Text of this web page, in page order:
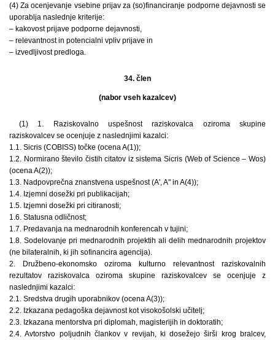
(4) Za ocenjevanje vsebine prijav za (so)financiranje podporne dejavnosti se
uporablja naslednje kriterije:
– kakovost prijave podporne dejavnosti,
– relevantnost in potencialni vpliv prijave in
– izvedljivost predloga.
34. člen
(nabor vseh kazalcev)
(1) 1. Raziskovalno uspešnost raziskovalca oziroma skupine
raziskovalcev se ocenjuje z naslednjimi kazalci:
1.1. Sicris (COBISS) točke (ocena A(1));
1.2. Normirano število čistih citatov iz sistema Sicris (Web of Science – Wos)
(ocena A(2));
1.3. Nadpovprečna znanstvena uspešnost (A', A" in A(4));
1.4. Izjemni dosežki pri publikacijah;
1.5. Izjemni dosežki pri citiranosti;
1.6. Statusna odličnost;
1.7. Predavanja na mednarodnih konferencah v tujini;
1.8. Sodelovanje pri mednarodnih projektih ali delih mednarodnih projektov
(ne bilateralnih, ki jih sofinancira agencija).
2. Družbeno-ekonomsko oziroma kulturno relevantnost raziskovalnih
rezultatov raziskovalca oziroma skupine raziskovalcev se ocenjuje z
naslednjimi kazalci:
2.1. Sredstva drugih uporabnikov (ocena A(3));
2.2. Izkazana pedagoška dejavnost kot visokošolski učitelj;
2.3. Izkazana mentorstva pri diplomah, magisterijih in doktoratih;
2.4. Avtorstvo poljudnih člankov v revijah, ki dosežejo širši krog bralcev,